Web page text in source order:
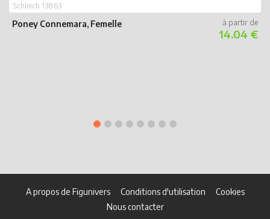
Poney Connemara, Femelle
Schleich 13863
14.04 €
A propos de Figunivers Conditions d'utilisation
Cookies
Nous contacter